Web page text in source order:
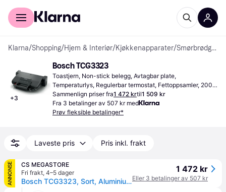
For kunder
Klarna/Shopping/Hjem & Interiør/Kjøkkenapparater/ Smørbrødgriller
+3
Bosch TCG3323
Toastjern, Non-stick belegg, Avtagbar plate,
Temperaturlys, Regulerbar termostat, Fettoppsamler, 2000
W Aluminium
Sammenlign priser fra1 472 krtil1 509 kr
Fra 3 betalinger av 507 kr med
Prøv fleksible betalinger*
Laveste pris Pris inkl. frakt
ANNONSE
CS MEGASTORE
Fri frakt, 4–5 dager
Bosch TCG3323, Sort, Aluminium, Jern, Dreje, 310 x 220 mm, Aluminium, Aluminium
1 472 kr
Eller 3 betalinger av 507 kr